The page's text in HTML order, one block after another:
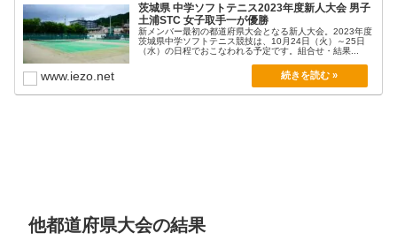
茨城県 中学ソフトテニス2023年度新人大会 男子
土浦STC 女子取手一が優勝
新メンバー最初の都道府県大会となる新人大会。2023年度
茨城県中学ソフトテニス競技は、10月24日（火）～25日
（水）の日程でおこなわれる予定です。組合せ・結果...
www.iezo.net
他都道府県大会の結果